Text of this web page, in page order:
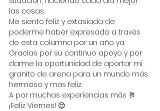
las cosas.
Me siento feliz y extasiada de
poderme haber expresado a través
de esta columna por un año ya.
Gracias por su continuo apoyo y por
darme la oportunidad de aportar mi
granito de arena para un mundo más
hermoso y más feliz.
A por muchas experiencias más 🥂
¡Feliz Viernes! 😊